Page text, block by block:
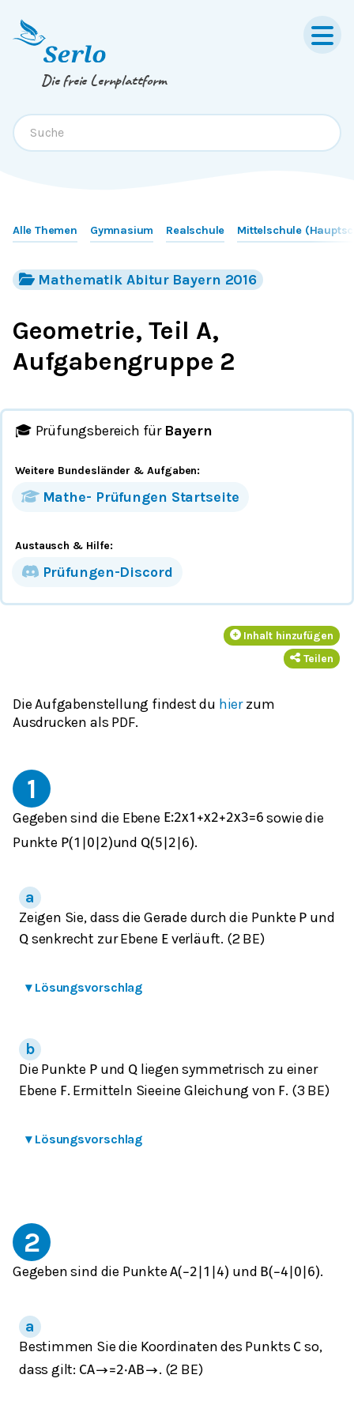
Springe zum
Die freie Lernplattform
Alle Themen Gymnasium Realschule Mittelschule
Mathematik Abitur Bayern 2016
Geometrie, Teil A,
Aufgabengruppe 2
🎓 Prüfungsbereich für Bayern
Weitere Bundesländer & Aufgaben:
Mathe- Prüfungen Startseite
Austausch & Hilfe:
Prüfungen-Discord
Inhalt hinzufügen
Teilen
Die Aufgabenstellung findest du hierzum
Ausdrucken als PDF.
1
Gegeben sind die Ebene E:2x1 +x2+2x3=6 sowie die
Punkte P(1 0 2)und Q(5 2 6).
Zeigen Sie, dass die Gerade durch die Punkte P und
Q senkrecht zur Ebene Everläuft. (2 BE)
▾ Lösungsvorschlag
Die Punkte Pund Qliegen symmetrisch zu einer
Ebene F. Ermitteln Sieeine Gleichung von F. (3 BE)
▾ Lösungsvorschlag
2
Gegeben sind die PunkteA(−2 1 |4) und B(−4 0 6).
Bestimmen Sie die Koordinaten des Punkts C so,
dass gilt: CA→=2⋅AB→. (2 BE)